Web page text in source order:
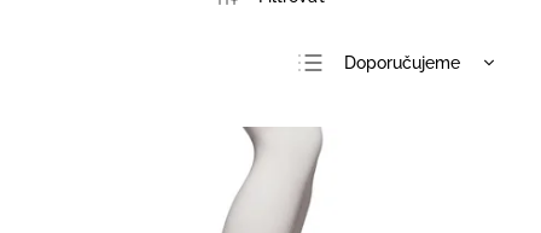
Doporučujeme